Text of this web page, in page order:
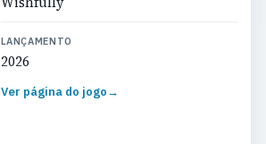
LANÇAMENTO
2026
Ver página do jogo→